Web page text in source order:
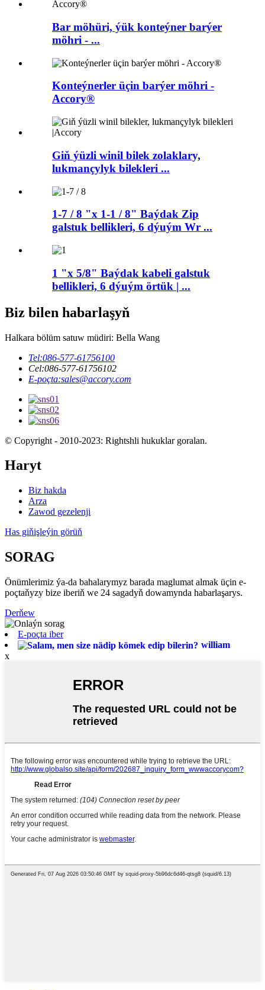
Bar möhüri, ýük konteýner barýer
möhri - ...
Konteýnerler üçin barýer möhri -
Accory®
Giň ýüzli winil bilek zolaklary,
lukmançylyk bilekleri ...
1-7 / 8 "x 1-1 / 8" Baýdak Zip
galstuk bellikleri, 6 dýuým Wr ...
1 "x 5/8" Baýdak kabeli galstuk
bellikleri, 6 dýuým örtük | ...
Biz bilen habarlaşyň
Halkara bölüm satuw müdiri: Bella Wang
Tel:086-577-61756100
Cel:086-577-61756102
E-poçta:sales@accory.com
© Copyright - 2010-2023: Rightshli hukuklar goralan.
Haryt
Biz hakda
Arza
Zawod gezelenji
Has giňişleýin görüň
SORAG
Önümlerimiz ýa-da bahalarymyz barada maglumat almak üçin e-
poçtaňyzy bize iberiň we 24 sagadyň dowamynda habarlaşarys.
Derňew
E-poçta iber
william
x